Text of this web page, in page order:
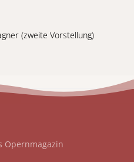
(zweite Vorstellung)
Opernmagazin